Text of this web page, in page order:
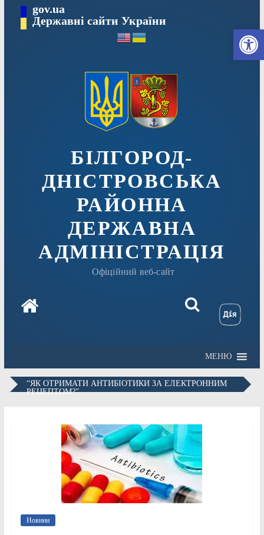
вмісту
gov.ua
Державні сайти України
БІЛГОРОД-
ДНІСТРОВСЬКА
РАЙОННА
ДЕРЖАВНА
АДМІНІСТРАЦІЯ
Офіційний веб-сайт
МЕНЮ
“ЯК ОТРИМАТИ АНТИБІОТИКИ ЗА ЕЛЕКТРОННИМ
РЕЦЕПТОМ?”
Новини